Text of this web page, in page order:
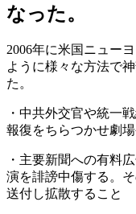
なった。
2006年に米国ニュー
ように様々な方法で
た。
・中共外交官や統一
報復をちらつかせ劇
・主要新聞への有料
演を誹謗中傷する。
送付し拡散すること